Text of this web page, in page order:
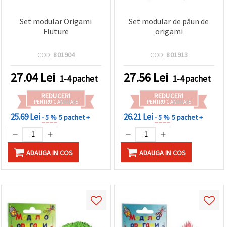
Set modular Origami
Fluture
COD: 801904
27.04Lei 1-4 pachet
REDUCERI
PENTRU CANTITATE
25.69 Lei- 5 %5 pachet +
ADAUGA IN COS
Set modular de păun de
origami
COD: 801913
27.56 Lei 1-4 pachet
REDUCERI
PENTRU CANTITATE
26.21 Lei- 5 %5 pachet +
ADAUGA IN COS